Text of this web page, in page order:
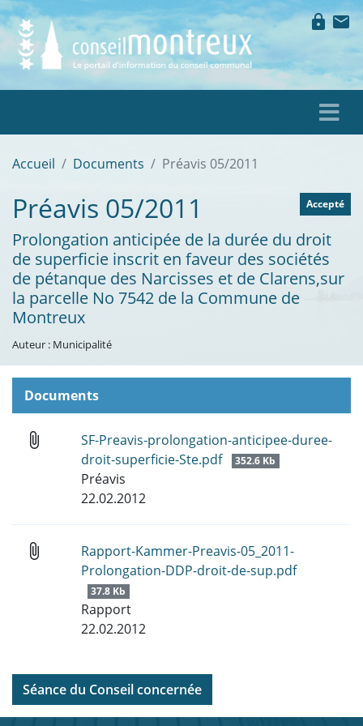
lock mail
Accueil Documents Préavis 05/2011
Accepté
Préavis 05/2011
Prolongation anticipée de la durée du droit
de superficie inscrit en faveur des sociétés
de pétanque des Narcisses et de Clarens,sur
la parcelle No 7542 de la Commune de
Montreux
Auteur : Municipalité
Documents
attach_file
SF-Preavis-prolongation-anticipee-duree-
droit-superficie-Ste.pdf
352.6 Kb
Préavis
22.02.2012
attach_file
Rapport-Kammer-Preavis-05_2011-
Prolongation-DDP-droit-de-sup.pdf
37.8 Kb
Rapport
22.02.2012
Séance du Conseil concernée